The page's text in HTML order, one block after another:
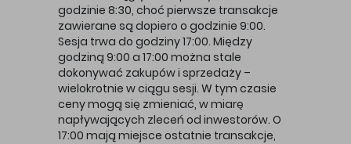
godzinie 8:30, choć pierwsze transakcje
zawierane są dopiero o godzinie 9:00.
Sesja trwa do godziny 17:00. Między
godziną 9:00 a 17:00 można stale
dokonywać zakupów i sprzedaży –
wielokrotnie w ciągu sesji. W tym czasie
ceny mogą się zmieniać, w miarę
napływających zleceń od inwestorów. O
17:00 mają miejsce ostatnie transakcje,